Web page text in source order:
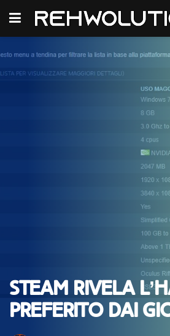
Steam rivela
preferito dai